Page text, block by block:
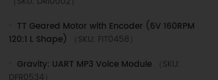
TT Geared Motor with Encoder (6V 160RPM
120:1 L Shape)
（SKU: FIT0458）
Gravity: UART MP3 Voice Module （SKU: